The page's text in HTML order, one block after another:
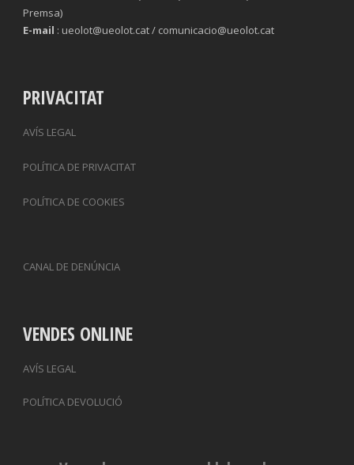
Premsa)
E-mail : ueolot@ueolot.cat / comunicacio@ueolot.cat
PRIVACITAT
AVÍS LEGAL
POLÍTICA DE PRIVACITAT
POLÍTICA DE COOKIES
CANAL DE DENÚNCIA
VENDES ONLINE
AVÍS LEGAL
POLÍTICA DEVOLUCIÓ